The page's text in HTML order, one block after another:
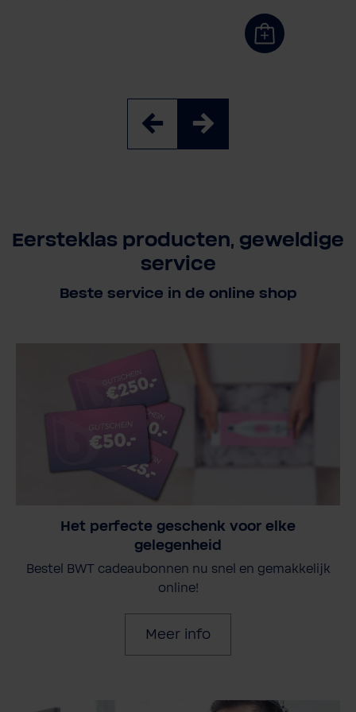
Eersteklas producten, geweldige
service
Beste service in de online shop
Het perfecte geschenk voor elke
gelegenheid
Bestel BWT cadeaubonnen nu snel en gemakkelijk
online!
Meer info